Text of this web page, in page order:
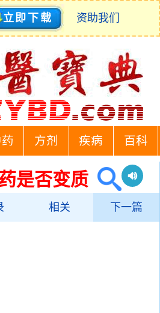
立即下载 资助我们
方剂 疾病 百科
是否变质
相关 下一篇